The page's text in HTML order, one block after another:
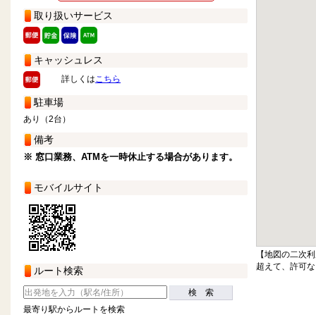
取り扱いサービス
キャッシュレス
詳しくはこちら
駐車場
あり（2台）
備考
※ 窓口業務、ATMを一時休止する場合があります。
モバイルサイト
ルート検索
検 索
最寄り駅からルートを検索
【地図の二次
超えて、許可